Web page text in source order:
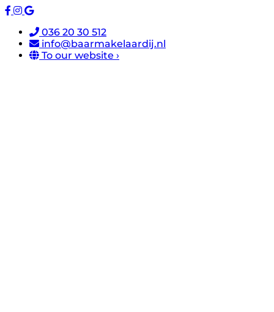
036 20 30 512
info@baarmakelaardij.nl
To our website ›